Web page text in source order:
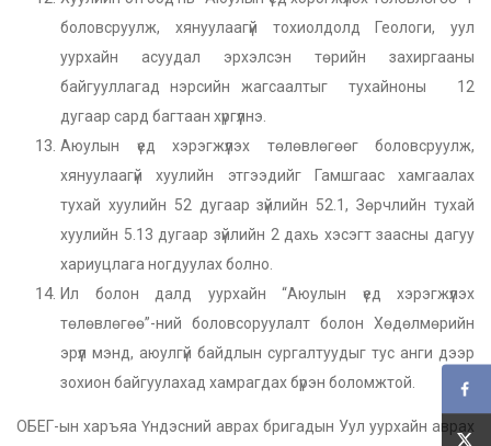
боловсруулж, хянуулаагүй тохиолдолд Геологи, уул
уурхайн асуудал эрхэлсэн төрийн захиргааны
байгууллагад нэрсийн жагсаалтыг тухайноны 12
дугаар сард багтаан хүргүүлнэ.
Аюулын үед хэрэгжүүлэх төлөвлөгөөг боловсруулж,
хянуулаагүй хуулийн этгээдийг Гамшгаас хамгаалах
тухай хуулийн 52 дугаар зүйлийн 52.1, Зөрчлийн тухай
хуулийн 5.13 дугаар зүйлийн 2 дахь хэсэгт заасны дагуу
хариуцлага ногдуулах болно.
Ил болон далд уурхайн “Аюулын үед хэрэгжүүлэх
төлөвлөгөө”-ний боловсоруулалт болон Хөдөлмөрийн
эрүүл мэнд, аюулгүй байдлын сургалтуудыг тус анги дээр
зохион байгуулахад хамрагдах бүрэн боломжтой.
ОБЕГ-ын харъяа Үндэсний аврах бригадын Уул уурхайн аврах